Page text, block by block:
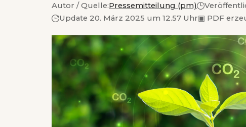
Autor / Quelle:Pressemitteilung (pm)
Update 20. März 2025 um 12.57 Uhr▣ PDF